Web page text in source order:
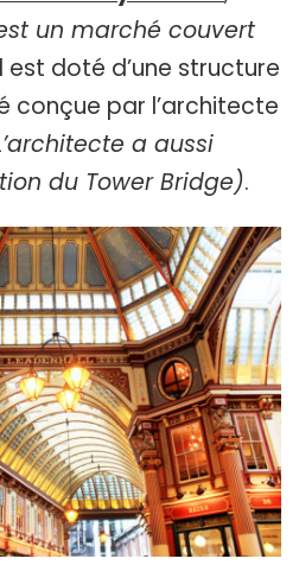
un marché couvert
est doté d’une structure
conçue par l’architecte
a aussi
du Tower Bridge).